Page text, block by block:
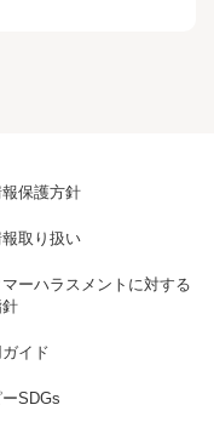
保護方針
取り扱い
ーハラスメントに対する
イド
SDGs